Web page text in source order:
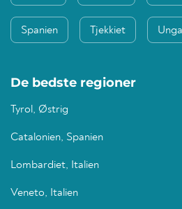
Spanien Tjekkiet
De bedste regioner
Tyrol, Østrig
Catalonien, Spanien
Lombardiet, Italien
Veneto, Italien